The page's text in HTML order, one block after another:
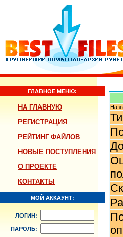
ГЛАВНОЕ МЕНЮ:
НА ГЛАВНУЮ
РЕГИСТРАЦИЯ
РЕЙТИНГ ФАЙЛОВ
НОВЫЕ ПОСТУПЛЕНИЯ
О ПРОЕКТЕ
КОНТАКТЫ
МОЙ АККАУНТ:
ЛОГИН:
ПАРОЛЬ: